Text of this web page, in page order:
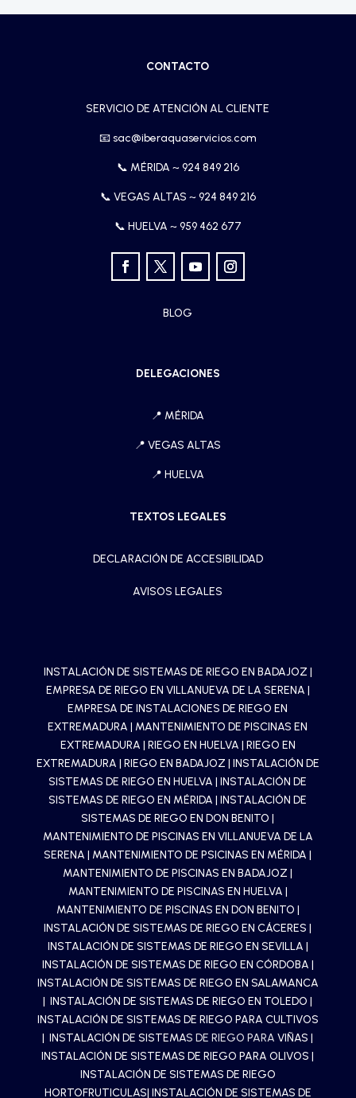
CONTACTO
SERVICIO DE ATENCIÓN AL CLIENTE
📧sac@iberaquaservicios.com
📞 MÉRIDA ~ 924 849 216
📞 VEGAS ALTAS ~ 924 849 216
📞 HUELVA ~ 959 462 677
BLOG
DELEGACIONES
📍 MÉRIDA
📍VEGAS ALTAS
📍HUELVA
TEXTOS LEGALES
DECLARACIÓN DE ACCESIBILIDAD
AVISOS LEGALES
INSTALACIÓN DE SISTEMAS DE RIEGO EN BADAJOZ |
EMPRESA DE RIEGO EN VILLANUEVA DE LA SERENA |
EMPRESA DE INSTALACIONES DE RIEGO EN
EXTREMADURA | MANTENIMIENTO DE PISCINAS EN
EXTREMADURA | RIEGO EN HUELVA | RIEGO EN
EXTREMADURA | RIEGO EN BADAJOZ | INSTALACIÓN DE
SISTEMAS DE RIEGO EN HUELVA |INSTALACIÓN DE
SISTEMAS DE RIEGO EN MÉRIDA |INSTALACIÓN DE
SISTEMAS DE RIEGO EN DON BENITO |
MANTENIMIENTO DE PISCINAS EN VILLANUEVA DE LA
SERENA | MANTENIMIENTO DE PSICINAS EN MÉRIDA |
MANTENIMIENTO DE PISCINAS EN BADAJOZ |
MANTENIMIENTO DE PISCINAS EN HUELVA |
MANTENIMIENTO DE PISCINAS EN DON BENITO |
INSTALACIÓN DE SISTEMAS DE RIEGO EN CÁCERES |
INSTALACIÓN DE SISTEMAS DE RIEGO EN SEVILLA |
INSTALACIÓN DE SISTEMAS DE RIEGO EN CÓRDOBA |
INSTALACIÓN DE SISTEMAS DE RIEGO EN SALAMANCA
|INSTALACIÓN DE SISTEMAS DE RIEGO EN TOLEDO|
INSTALACIÓN DE SISTEMAS DE RIEGO PARA CULTIVOS
| INSTALACIÓN DE SISTEMAS DE RIEGO PARAVIÑAS|
INSTALACIÓN DE SISTEMAS DE RIEGO PARA OLIVOS|
INSTALACIÓN DE SISTEMAS DE RIEGO
HORTOFRUTICULAS| INSTALACIÓN DE SISTEMAS DE